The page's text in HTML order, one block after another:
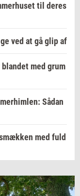
til deres
ved at gå glip af
med grum
Sådan
med fuld